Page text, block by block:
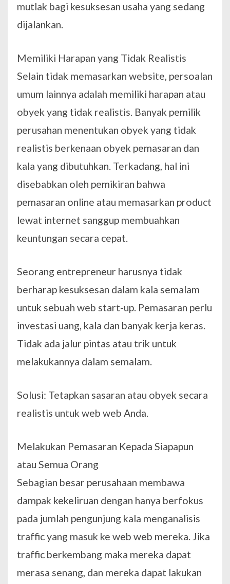
mutlak bagi kesuksesan usaha yang sedang
dijalankan.
Memiliki Harapan yang Tidak Realistis
Selain tidak memasarkan website, persoalan
umum lainnya adalah memiliki harapan atau
obyek yang tidak realistis. Banyak pemilik
perusahan menentukan obyek yang tidak
realistis berkenaan obyek pemasaran dan
kala yang dibutuhkan. Terkadang, hal ini
disebabkan oleh pemikiran bahwa
pemasaran online atau memasarkan product
lewat internet sanggup membuahkan
keuntungan secara cepat.
Seorang entrepreneur harusnya tidak
berharap kesuksesan dalam kala semalam
untuk sebuah web start-up. Pemasaran perlu
investasi uang, kala dan banyak kerja keras.
Tidak ada jalur pintas atau trik untuk
melakukannya dalam semalam.
Solusi: Tetapkan sasaran atau obyek secara
realistis untuk web web Anda.
Melakukan Pemasaran Kepada Siapapun
atau Semua Orang
Sebagian besar perusahaan membawa
dampak kekeliruan dengan hanya berfokus
pada jumlah pengunjung kala menganalisis
traffic yang masuk ke web web mereka. Jika
traffic berkembang maka mereka dapat
merasa senang, dan mereka dapat lakukan